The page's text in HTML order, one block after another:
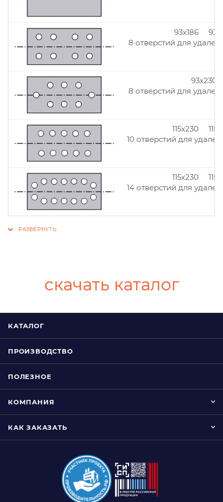
93x186
8 отверстий для
93x230
8 отверстий для
115x230
10 отверстий для
115x230
14 отверстий для
скачать каталог
КАТАЛОГ
ПРОИЗВОДСТВО
ПОЛЕЗНОЕ
КОМПАНИЯ
КАК ЗАКАЗАТЬ